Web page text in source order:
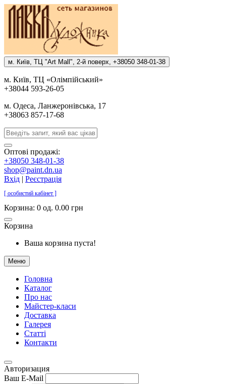
м. Киïв, ТЦ "Art Mall", 2-й поверх, +38050 348-01-38
м. Киïв, ТЦ «Олiмпiйський»
+38044 593-26-05
м. Одеса, Ланжеронiвська, 17
+38063 857-17-68
Оптові продажі:
+38050 348-01-38
shop@paint.dn.ua
Вхід | Реєстрація
[ особистий кабінет ]
Корзина: 0 од. 0.00 грн
Корзина
Ваша корзина пуста!
Меню
Головна
Каталог
Про нас
Майстер-класи
Доставка
Галерея
Статтi
Контакти
Авторизация
Ваш E-Mail